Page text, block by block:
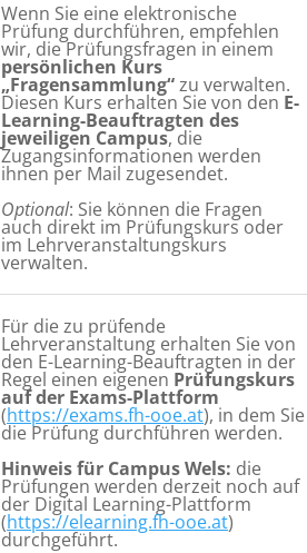
Wenn Sie eine elektronische
Prüfung durchführen, empfehlen
wir, die Prüfungsfragen in einem
persönlichen Kurs
„Fragensammlung“zu verwalten.
Diesen Kurs erhalten Sie von den E-
Learning-Beauftragten des
jeweiligen Campus, die
Zugangsinformationen werden
ihnen per Mail zugesendet.
Optional: Sie können die Fragen
auch direkt im Prüfungskurs oder
im Lehrveranstaltungskurs
verwalten.
Für die zu prüfende
Lehrveranstaltung erhalten Sie von
den E-Learning-Beauftragten in der
Regel einen eigenen Prüfungskurs
auf der Exams-Plattform
(https://exams.fh-ooe.at), in dem Sie
die Prüfung durchführen werden.
Hinweis für Campus Wels: die
Prüfungen werden derzeit noch auf
der Digital Learning-Plattform
(https://elearning.fh-ooe.at)
durchgeführt.